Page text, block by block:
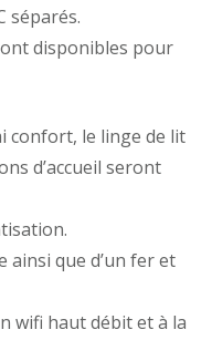
séparés.
disponibles pour
confort, le linge de lit
d’accueil seront
ainsi que d’un fer et
wifi haut débit et à la